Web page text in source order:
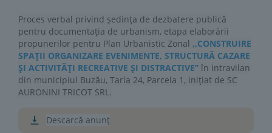
Proces verbal privind ședința de dezbatere publică
pentru documentația de urbanism, etapa elaborării
propunerilor pentru Plan Urbanistic Zonal ,,CONSTRUIRE
SPAȚII ORGANIZARE EVENIMENTE, STRUCTURĂ CAZARE
ȘI ACTIVITĂȚI RECREATIVE ȘI DISTRACTIVE” în intravilan
din municipiul Buzău, Tarla 24, Parcela 1, inițiat de SC
AURONINI TRICOT SRL.
Descarcă anunț